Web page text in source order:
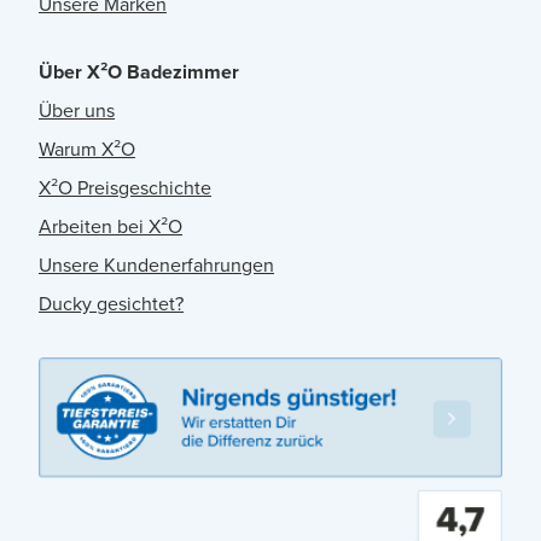
Über X²O Badezimmer
Über uns
Warum X²O
X²O Preisgeschichte
Arbeiten bei X²O
Unsere Kundenerfahrungen
Ducky gesichtet?